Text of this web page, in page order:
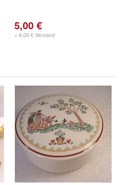
5,00 €
+ 6,00 € Versand